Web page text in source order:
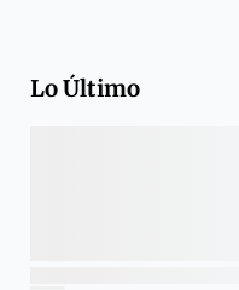
Lo Último